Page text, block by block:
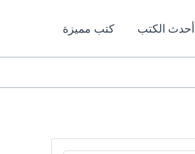
أحدث الكتب كتب مميزة